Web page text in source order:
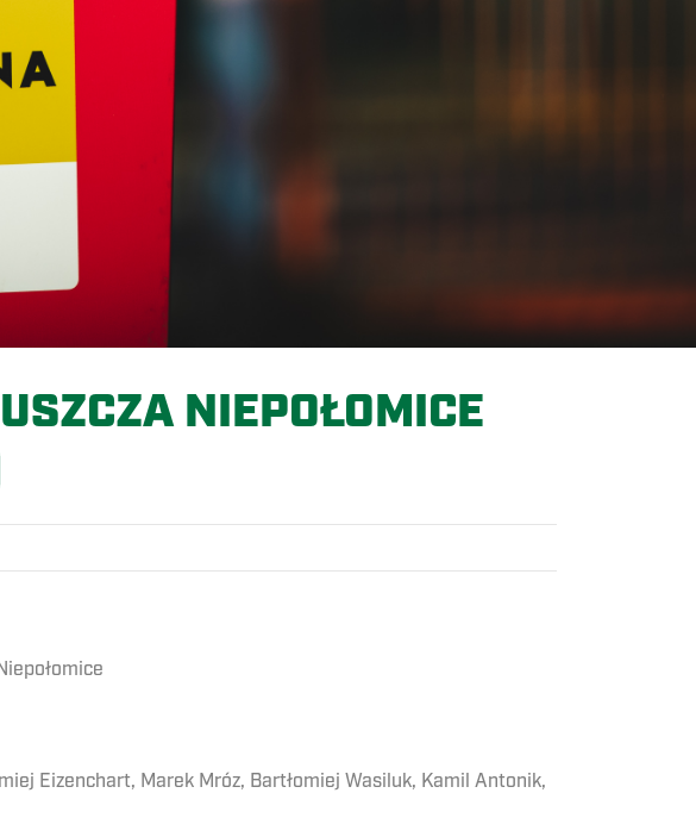
NIEPOŁOMICE
Eizenchart, Marek Mróz, Bartłomiej Wasiluk, Kamil Antonik,